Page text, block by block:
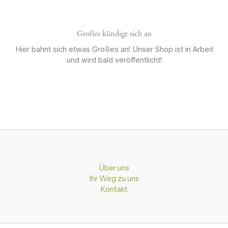
Großes kündigt sich an
Hier bahnt sich etwas Großes an! Unser Shop ist in Arbeit
und wird bald veröffentlicht!
Über uns
Ihr Weg zu uns
Kontakt